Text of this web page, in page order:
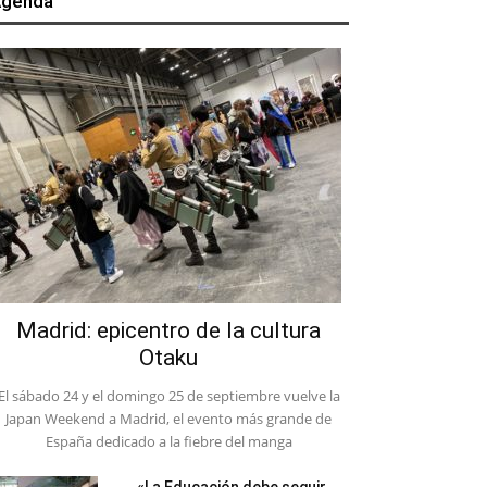
Madrid: epicentro de la cultura
Otaku
sábado 24 y el domingo 25 de septiembre vuelve la
Japan Weekend a Madrid, el evento más grande de
España dedicado a la fiebre del manga